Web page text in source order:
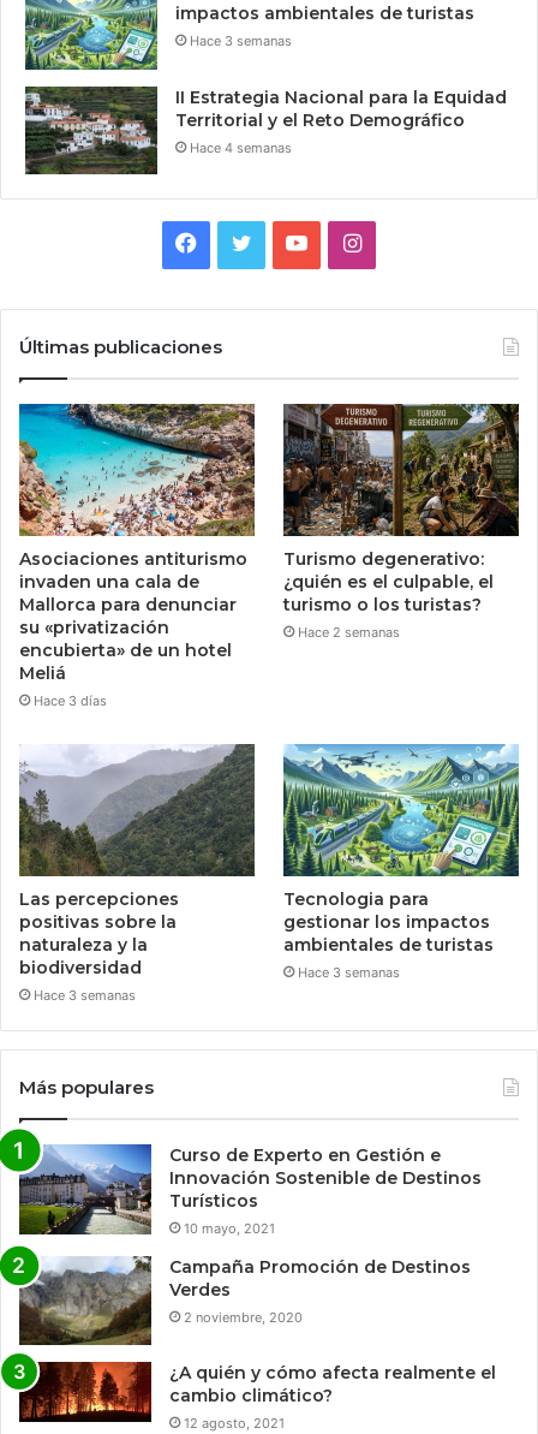
impactos ambientales de turistas
Hace 3 semanas
II Estrategia Nacional para la Equidad
Territorial y el Reto Demográfico
Hace 4 semanas
Facebook
TwitterYouTubeInstagram
Últimas publicaciones
Asociaciones antiturismo
invaden una cala de
Mallorca para denunciar
su «privatización
encubierta» de un hotel
Meliá
Hace 3 días
Turismo degenerativo:
¿quién es el culpable, el
turismo o los turistas?
Hace 2 semanas
Las percepciones
positivas sobre la
naturaleza y la
biodiversidad
Hace 3 semanas
Tecnologia para
gestionar los impactos
ambientales de turistas
Hace 3 semanas
Más populares
Curso de Experto en Gestión e
Innovación Sostenible de Destinos
Turísticos
10 mayo, 2021
Campaña Promoción de Destinos
Verdes
2 noviembre, 2020
¿A quién y cómo afecta realmente el
cambio climático?
12 agosto, 2021